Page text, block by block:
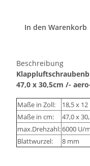
In den Warenkorb
Beschreibung
47,0 x 30,5cm /-
Maße in Zoll:
18,5 x 12
Maße in cm:
47,0 x
max.Drehzahl:6000 U/
Blattwurzel:
8 mm